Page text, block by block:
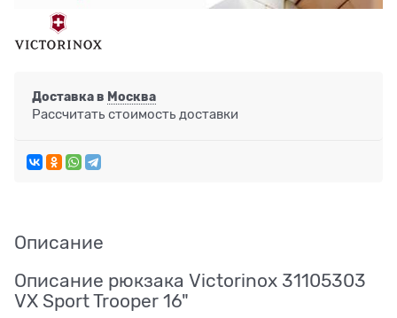
Доставка в Москва
Рассчитать стоимость доставки
Описание
Описание рюкзака Victorinox 31105303
VX Sport Trooper 16"